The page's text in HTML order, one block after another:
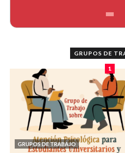
GRUPOS DE
1
GRUPOS DE TRABAJO